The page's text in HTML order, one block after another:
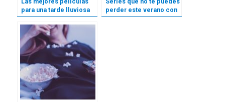
para una tarde lluviosa
perder este verano con
Vodafone TV